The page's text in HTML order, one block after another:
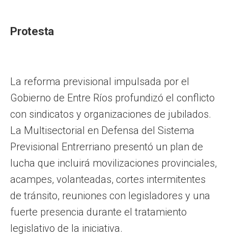
Protesta
La reforma previsional impulsada por el
Gobierno de Entre Ríos profundizó el conflicto
con sindicatos y organizaciones de jubilados.
La Multisectorial en Defensa del Sistema
Previsional Entrerriano presentó un plan de
lucha que incluirá movilizaciones provinciales,
acampes, volanteadas, cortes intermitentes
de tránsito, reuniones con legisladores y una
fuerte presencia durante el tratamiento
legislativo de la iniciativa.